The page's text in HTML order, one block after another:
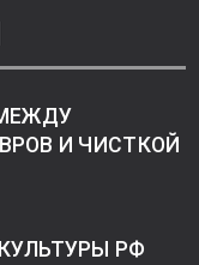
И ЧИСТКОЙ
РФ